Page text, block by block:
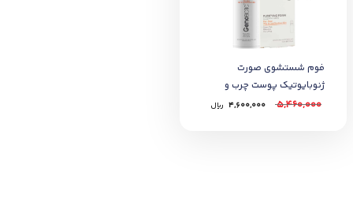
فوم شستشوی صورت
ژنوبایوتیک پوست چرب و
مختلط 150 میل
5,460,000
4,600,000 ﷼